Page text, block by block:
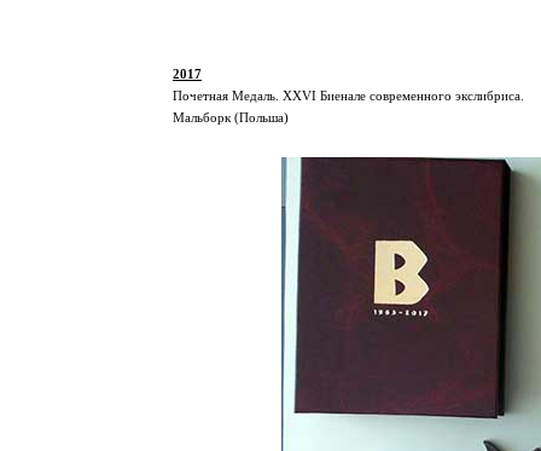
2017
Почетная Медаль. XXVI Биенале современного экслибриса.
Мальборк (Польша)